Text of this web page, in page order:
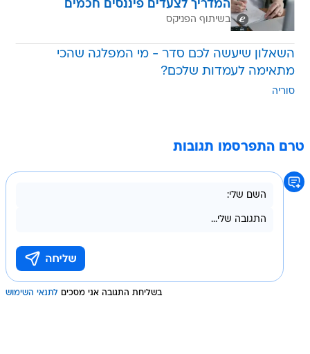
המדריך לצעדים פיננסים חכמים
בשיתוף הפניקס
השאלון שיעשה לכם סדר - מי המפלגה שהכי
מתאימה לעמדות שלכם?
סוריה
טרם התפרסמו תגובות
בשליחת התגובה אני מסכים לתנאי השימוש